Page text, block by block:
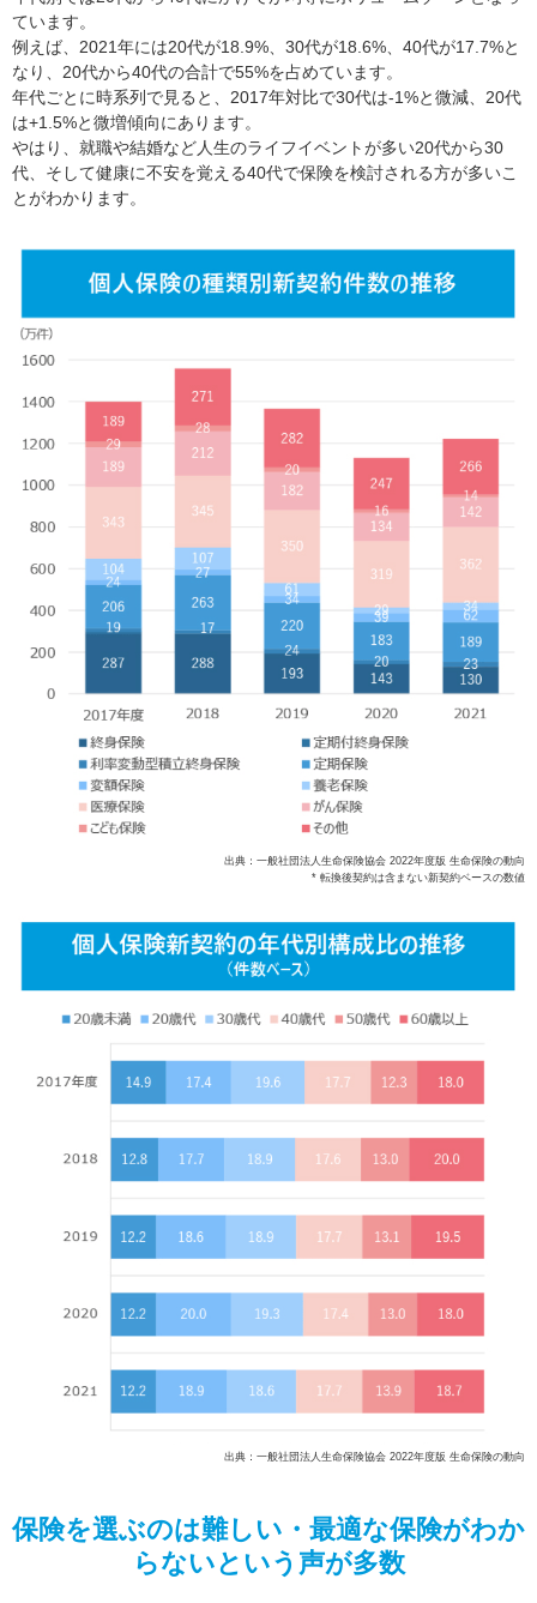
ています。
例えば、2021年には20代が18.9%、30代が18.6%、40代が17.7%と
なり、20代から40代の合計で55%を占めています。
年代ごとに時系列で見ると、2017年対比で30代は-1%と微減、20代
は+1.5%と微増傾向にあります。
やはり、就職や結婚など人生のライフイベントが多い20代から30
代、そして健康に不安を覚える40代で保険を検討される方が多いこ
とがわかります。
出典：一般社団法人生命保険協会 2022年度版 生命保険の動向
* 転換後契約は含まない新契約ベースの数値
出典：一般社団法人生命保険協会 2022年度版 生命保険の動向
保険を選ぶのは難しい・最適な保険がわか
らないという声が多数